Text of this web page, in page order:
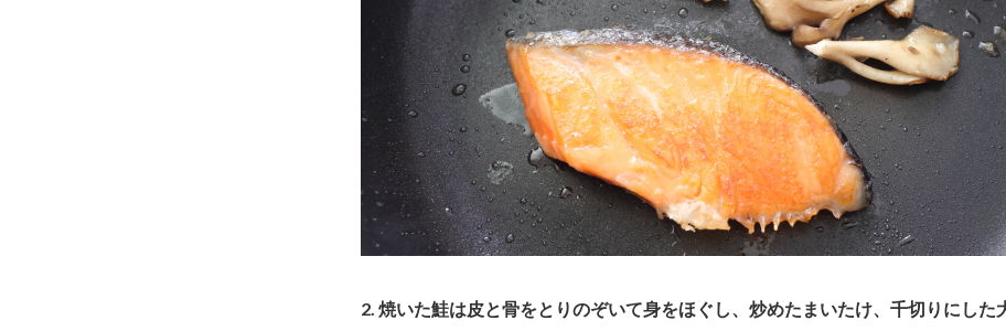
2. 焼いた鮭は皮と骨をとりのぞいて身をほぐし、炒めたまいたけ、千切りにした